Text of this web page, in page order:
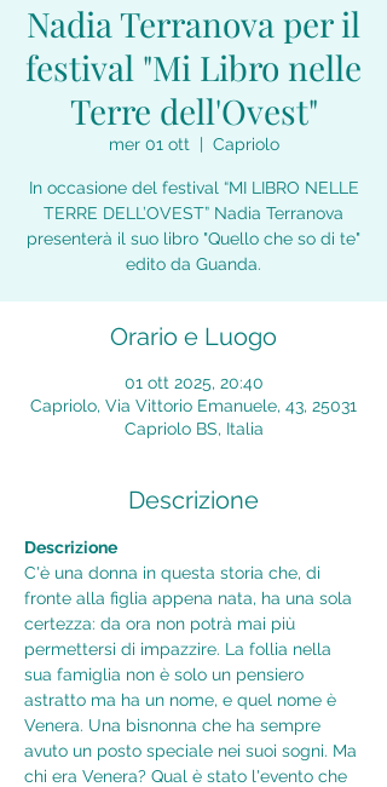
Nadia Terranova per il
festival "Mi Libro nelle
Terre dell'Ovest"
mer 01 ott
  |
Capriolo
In occasione del festival “MI LIBRO NELLE
TERRE DELL’OVEST” Nadia Terranova
presenterà il suo libro "Quello che so di te"
edito da Guanda.
Orario e Luogo
01 ott 2025, 20:40
Capriolo, Via Vittorio Emanuele, 43, 25031
Capriolo BS, Italia
Descrizione
Descrizione
C'è una donna in questa storia che, di
fronte alla figlia appena nata, ha una sola
certezza: da ora non potrà mai più
permettersi di impazzire. La follia nella
sua famiglia non è solo un pensiero
astratto ma ha un nome, e quel nome è
Venera. Una bisnonna che ha sempre
avuto un posto speciale nei suoi sogni. Ma
chi era Venera? Qual è stato l'evento che